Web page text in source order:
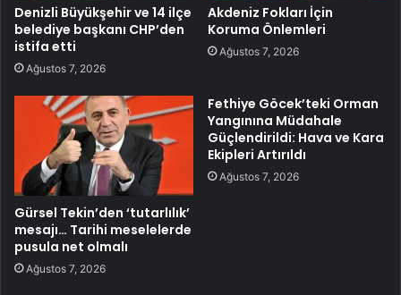
Denizli Büyükşehir ve 14 ilçe
belediye başkanı CHP’den
istifa etti
Ağustos 7, 2026
Akdeniz Fokları İçin
Koruma Önlemleri
Ağustos 7, 2026
Gürsel Tekin’den ‘tutarlılık’
mesajı… Tarihi meselelerde
pusula net olmalı
Ağustos 7, 2026
Fethiye Göcek’teki Orman
Yangınına Müdahale
Güçlendirildi: Hava ve Kara
Ekipleri Artırıldı
Ağustos 7, 2026